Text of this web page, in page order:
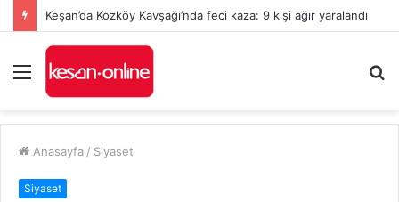
Keşan’da Kozköy Kavşağı’nda feci kaza: 9 kişi ağır yaralandı
Menü
...
Anasayfa / Siyaset
Siyaset